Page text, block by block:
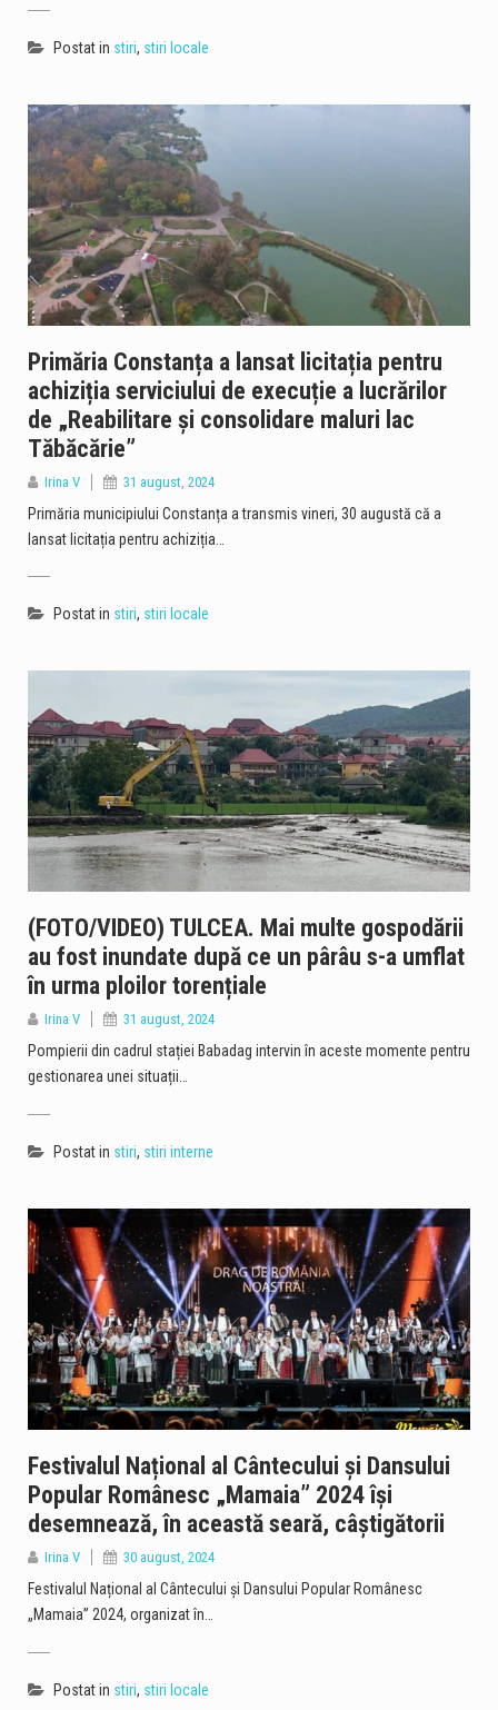
Postat in stiri, stiri locale
Primăria Constanța a lansat licitația pentru
achiziția serviciului de execuție a lucrărilor
de „Reabilitare și consolidare maluri lac
Tăbăcărie”
Irina V 31 august, 2024
Primăria municipiului Constanța a transmis vineri, 30 augustă că a
lansat licitația pentru achiziția…
Postat in stiri, stiri locale
(FOTO/VIDEO) TULCEA. Mai multe gospodării
au fost inundate după ce un pârâu s-a umflat
în urma ploilor torențiale
Irina V 31 august, 2024
Pompierii din cadrul stației Babadag intervin în aceste momente pentru
gestionarea unei situații…
Postat in stiri, stiri interne
Festivalul Național al Cântecului și Dansului
Popular Românesc „Mamaia” 2024 își
desemnează, în această seară, câștigătorii
Irina V 30 august, 2024
Festivalul Național al Cântecului și Dansului Popular Românesc
„Mamaia” 2024, organizat în…
Postat in stiri, stiri locale